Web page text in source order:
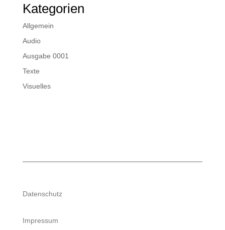
Kategorien
Allgemein
Audio
Ausgabe 0001
Texte
Visuelles
Datenschutz
Impressum